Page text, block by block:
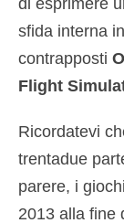
di esprimere
sfida interna
contrapposti
Flight
Ricordatevi
trentadue
parere, i
2013 alla fine